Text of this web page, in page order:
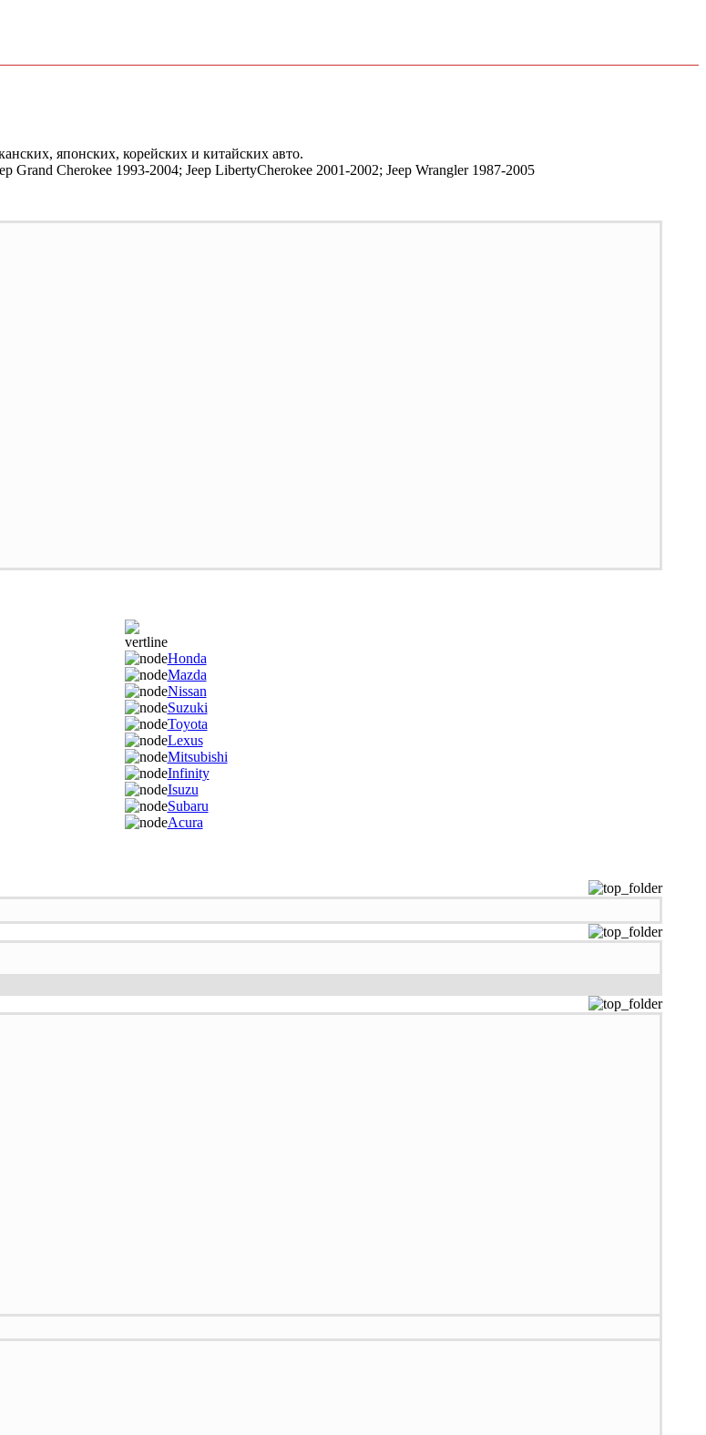
японских, корейских и китайских авто.
Grand Cherokee 1993-2004; Jeep LibertyCherokee 2001-2002; Jeep Wrangler 1987-2005
Honda
Mazda
Nissan
Suzuki
Toyota
Lexus
Mitsubishi
Infinity
Isuzu
Subaru
Acura